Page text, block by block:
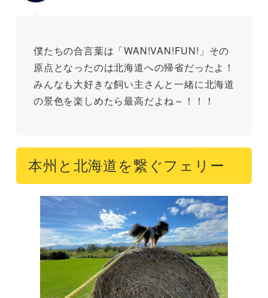
僕たちの合言葉は「WAN!VAN!FUN!」その
原点となったのは北海道への帰省だったよ！
みんなも大好きな飼い主さんと一緒に北海道
の景色を楽しめたら最高だよね～！！！
本州と北海道を繋ぐフェリー